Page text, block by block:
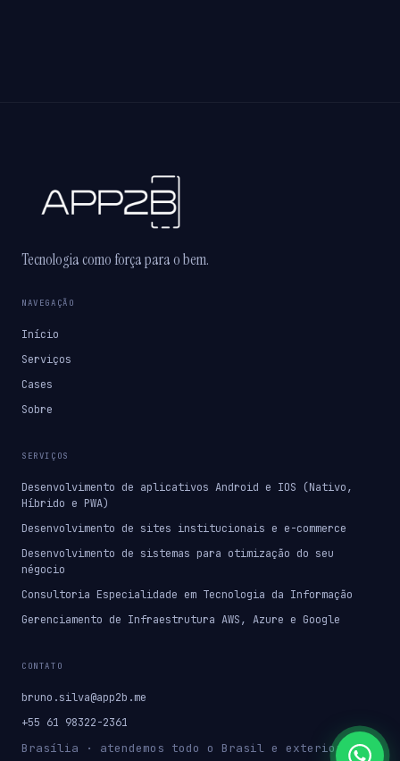
Tecnologia como força para o bem.
NAVEGAÇÃO
Início
Serviços
Cases
Sobre
SERVIÇOS
Desenvolvimento de aplicativos Android e IOS (Nativo,
Híbrido e PWA)
Desenvolvimento de sites institucionais e e-commerce
Desenvolvimento de sistemas para otimização do seu
négocio
Consultoria Especialidade em Tecnologia da Informação
Gerenciamento de Infraestrutura AWS, Azure e Google
CONTATO
bruno.silva@app2b.me
+55 61 98322-2361
Brasília · atendemos todo o Brasil e exterior